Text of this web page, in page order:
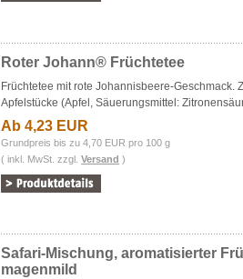
Roter Johann® Früchtetee
Früchtetee mit rote Johannisbeere-Geschmack.
Apfelstücke (Apfel, Säuerungsmittel:
Ab 4,23 EUR
Grundpreis bis zu 4,70 EUR pro 100 g
( inkl. MwSt. zzgl.Versand )
Safari-Mischung, aromatisierter
magenmild